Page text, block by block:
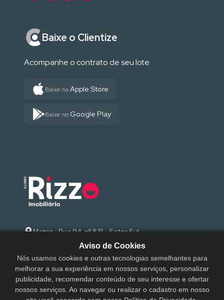
Matriz - Rua 94, nº 831 - Setor Sul
sac@rizzoimobiliaria.com.br
Baixe o Clientize
Acompanhe o contrato de seu lote
Baixe na Apple Store
Baixe no Google Play
Aviso de Cookies
Nós usamos cookies e outras tecnologias semelhantes para
melhorar a sua experiência em nossos serviços, personalizar
publicidade, recomendar conteúdo de seu interesse e ofertar
nossos serviços. Ao navegar ou realizar o cadastro em nosso